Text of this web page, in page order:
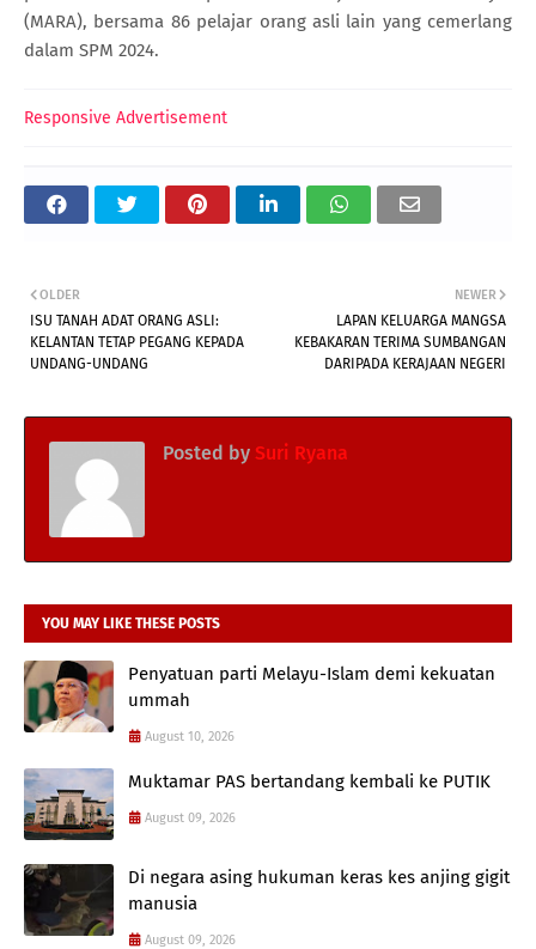
(MARA), bersama 86 pelajar orang asli lain yang cemerlang
dalam SPM 2024.
Responsive Advertisement
NEWER
LAPAN KELUARGA MANGSA
KEBAKARAN TERIMA SUMBANGAN
DARIPADA KERAJAAN NEGERI
OLDER
ISU TANAH ADAT ORANG ASLI:
KELANTAN TETAP PEGANG KEPADA
UNDANG-UNDANG
Posted by Suri Ryana
YOU MAY LIKE THESE POSTS
Penyatuan parti Melayu-Islam demi kekuatan
ummah
August 10, 2026
Muktamar PAS bertandang kembali ke PUTIK
August 09, 2026
Di negara asing hukuman keras kes anjing gigit
manusia
August 09, 2026